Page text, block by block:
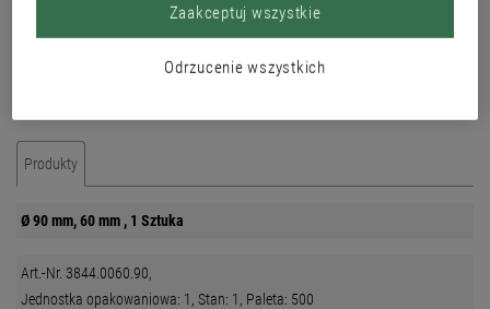
Produkty
Ø 90 mm, 60 mm , 1 Sztuka
Art.-Nr. 3844.0060.90,
Jednostka opakowaniowa: 1, Stan: 1, Paleta: 500
Odrzucenie wszystkich
Zaakceptuj wszystkie